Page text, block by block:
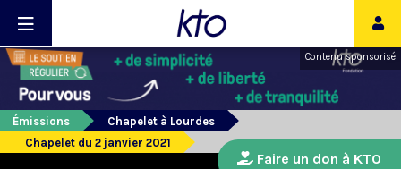
Contenu sponsorisé
Émissions
Chapelet à Lourdes
Chapelet du 2 janvier 2021
Faire un don à KTO